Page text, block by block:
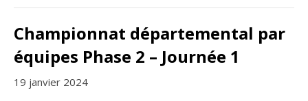
Championnat départemental par
équipes Phase 2 – Journée 1
19 janvier 2024